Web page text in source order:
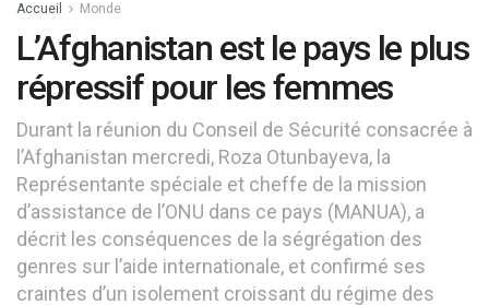
Accueil Monde
L’Afghanistan est le pays le plus
répressif pour les femmes
Durant la réunion du Conseil de Sécurité consacrée à
l’Afghanistan mercredi, Roza Otunbayeva, la
Représentante spéciale et cheffe de la mission
d’assistance de l’ONU dans ce pays (MANUA), a
décrit les conséquences de la ségrégation des
genres sur l’aide internationale, et confirmé ses
craintes d’un isolement croissant du régime des